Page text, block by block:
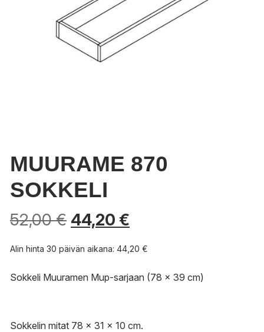
MUURAME 870
SOKKELI
52,00€ 44,20 €
Alin hinta 30 päivän aikana: 44,20 €
Sokkeli Muuramen Mup-sarjaan (78 x 39 cm)
Sokkelin mitat 78 x 31 x 10 cm.